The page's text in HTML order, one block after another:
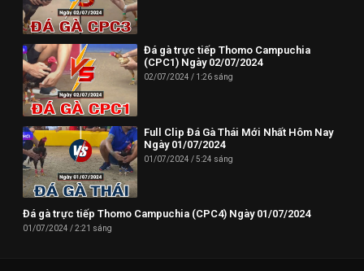
Đá gà trực tiếp Thomo Campuchia
(CPC1) Ngày 02/07/2024
02/07/2024 1:26 sáng
Full Clip Đá Gà Thái Mới Nhất Hôm Nay
Ngày 01/07/2024
01/07/2024 5:24 sáng
Đá gà trực tiếp Thomo Campuchia (CPC4) Ngày 01/07/2024
01/07/2024 2:21 sáng